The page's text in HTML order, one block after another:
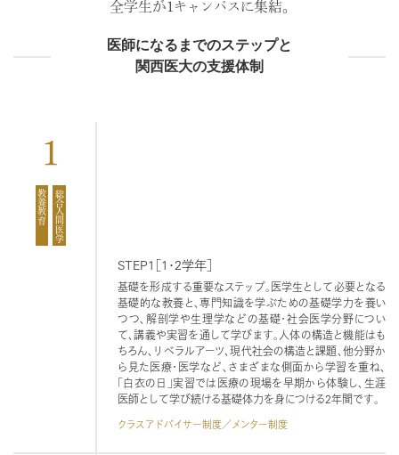
全学生が1キャンパスに集結。
医師になるまでのステップと
関西医大の支援体制
1
総合人間医学
教養教育
STEP1［1・2学年］
基礎を形成する重要なステップ。医学生として必要となる
基礎的な教養と、専門知識を学ぶための基礎学力を養い
つつ、解剖学や生理学などの基礎・社会医学分野につい
て、講義や実習を通して学びます。人体の構造と機能はも
ちろん、リベラルアーツ、現代社会の構造と課題、他分野か
ら見た医療・医学など、さまざまな側面から学習を重ね、
「白衣の日」実習では医療の現場を早期から体験し、生涯
医師として学び続ける基礎体力を身につける2年間です。
クラスアドバイサー制度／メンター制度